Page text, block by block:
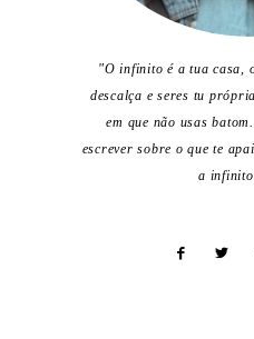
"O infinito é a tua casa,
descalça e seres tu
em que não usas
escrever sobre o que te
a